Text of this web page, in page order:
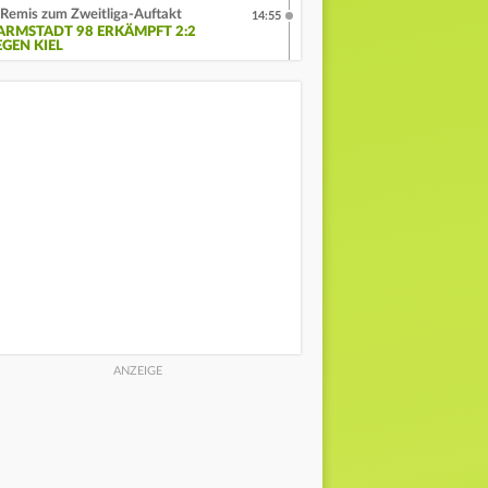
Remis zum Zweitliga-Auftakt
98 ERKÄMPFT 2:2
KIEL
14:55